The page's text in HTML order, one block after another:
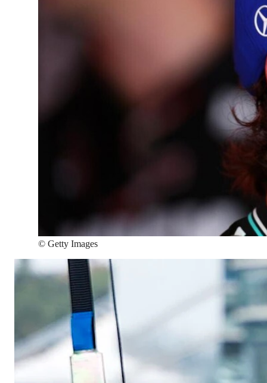
© Getty Images